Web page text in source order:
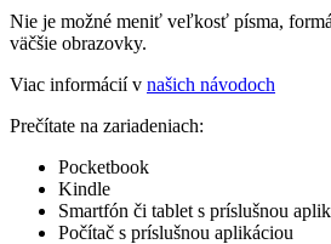
Nie je možné meniť veľkosť písma,
väčšie obrazovky.
Viac informácií v našich návodoch
Prečítate na zariadeniach:
Pocketbook
Kindle
Smartfón či tablet s príslušnou
Počítač s príslušnou aplikáciou